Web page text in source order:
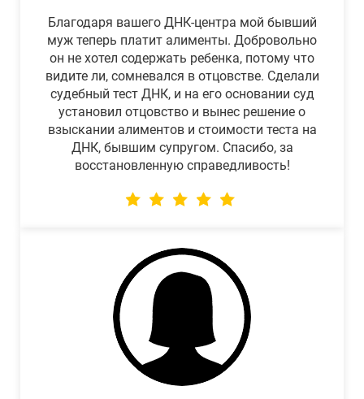
Благодаря вашего ДНК-центра мой бывший
муж теперь платит алименты. Добровольно
он не хотел содержать ребенка, потому что
видите ли, сомневался в отцовстве. Сделали
судебный тест ДНК, и на его основании суд
установил отцовство и вынес решение о
взыскании алиментов и стоимости теста на
ДНК, бывшим супругом. Спасибо, за
восстановленную справедливость!